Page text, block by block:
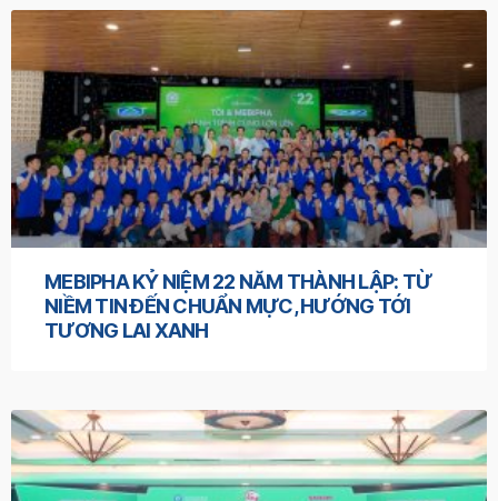
MEBIPHA KỶ NIỆM 22 NĂM THÀNH LẬP: TỪ
NIỀM TIN ĐẾN CHUẨN MỰC, HƯỚNG TỚI
TƯƠNG LAI XANH